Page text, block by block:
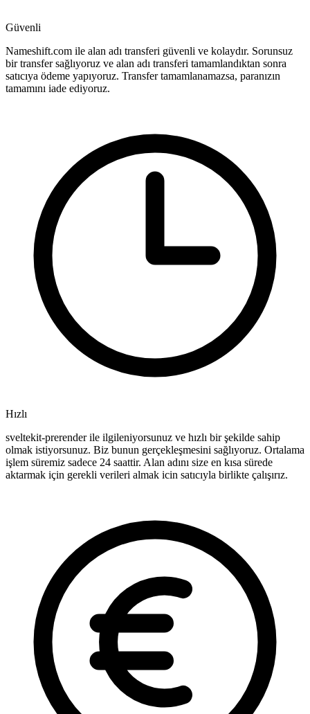
Güvenli
Nameshift.com ile alan adı transferi güvenli ve kolaydır. Sorunsuz
bir transfer sağlıyoruz ve alan adı transferi tamamlandıktan sonra
satıcıya ödeme yapıyoruz. Transfer tamamlanamazsa, paranızın
tamamını iade ediyoruz.
Hızlı
sveltekit-prerender ile ilgileniyorsunuz ve hızlı bir şekilde sahip
olmak istiyorsunuz. Biz bunun gerçekleşmesini sağlıyoruz. Ortalama
işlem süremiz sadece 24 saattir. Alan adını size en kısa sürede
aktarmak için gerekli verileri almak icin satıcıyla birlikte çalışırız.